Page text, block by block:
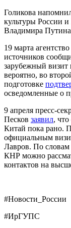
Голикова
культуры России
Владимира
19 марта
источников
зарубежный визит
вероятно, во
подготовке
осведомленные о
9 апреля пресс-
Песков заявил,
Китай пока рано.
официальным
Лавров. По словам
КНР можно
контактов на
#Новости_России
#ИрГУПС